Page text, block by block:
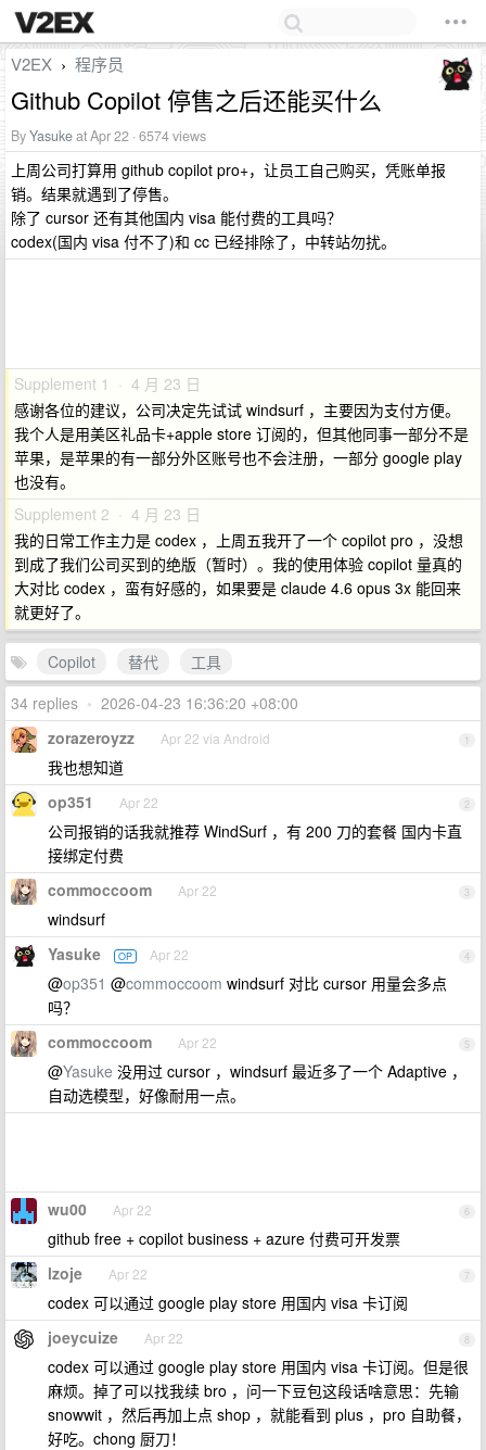
V2EX › 程序员
Github Copilot 停售之后还能买什么
ByYasukeat Apr 22 · 6574 views
上周公司打算用 github copilot pro+，让员工自己购买，凭账单报
销。结果就遇到了停售。
除了 cursor 还有其他国内 visa 能付费的工具吗？
codex(国内 visa 付不了)和 cc 已经排除了，中转站勿扰。
Supplement 1 · 4 月 23 日
感谢各位的建议，公司决定先试试 windsurf ，主要因为支付方便。
我个人是用美区礼品卡+apple store 订阅的，但其他同事一部分不是
苹果，是苹果的有一部分外区账号也不会注册，一部分 google play
也没有。
Supplement 2 · 4 月 23 日
我的日常工作主力是 codex ，上周五我开了一个 copilot pro ，没想
到成了我们公司买到的绝版（暂时）。我的使用体验 copilot 量真的
大对比 codex ，蛮有好感的，如果要是 claude 4.6 opus 3x 能回来
就更好了。
Copilot 替代
工具
34 replies • 2026-04-23 16:36:20 +08:00
1
zorazeroyzz Apr 22 via Android
我也想知道
2
op351 Apr 22
公司报销的话我就推荐 WindSurf ，有 200 刀的套餐 国内卡直
接绑定付费
3
commoccoom Apr 22
windsurf
4
Yasuke OP Apr 22
@op351 @commoccoom windsurf 对比 cursor 用量会多点
吗？
5
commoccoom Apr 22
@Yasuke 没用过 cursor ，windsurf 最近多了一个 Adaptive ，
自动选模型，好像耐用一点。
6
wu00 Apr 22
github free + copilot business + azure 付费可开发票
7
lzoje Apr 22
codex 可以通过 google play store 用国内 visa 卡订阅
8
joeycuize Apr 22
codex 可以通过 google play store 用国内 visa 卡订阅。但是很
麻烦。掉了可以找我续 bro ，问一下豆包这段话啥意思：先输
snowwit ，然后再加上点 shop ，就能看到 plus ，pro 自助餐，
好吃。chong 厨刀！